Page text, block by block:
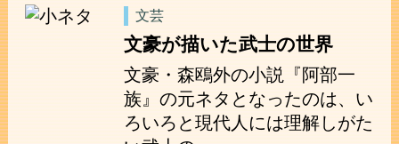
文芸
文豪が描いた武士の世界
文豪・森鴎外の小説『阿部一
族』の元ネタとなったのは、い
ろいろと現代人には理解しがた